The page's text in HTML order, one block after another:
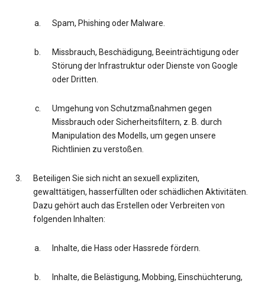
Spam, Phishing oder Malware.
Missbrauch, Beschädigung, Beeinträchtigung oder
Störung der Infrastruktur oder Dienste von Google
oder Dritten.
Umgehung von Schutzmaßnahmen gegen
Missbrauch oder Sicherheitsfiltern, z. B. durch
Manipulation des Modells, um gegen unsere
Richtlinien zu verstoßen.
Beteiligen Sie sich nicht an sexuell expliziten,
gewalttätigen, hasserfüllten oder schädlichen Aktivitäten.
Dazu gehört auch das Erstellen oder Verbreiten von
folgenden Inhalten:
Inhalte, die Hass oder Hassrede fördern.
Inhalte, die Belästigung, Mobbing, Einschüchterung,